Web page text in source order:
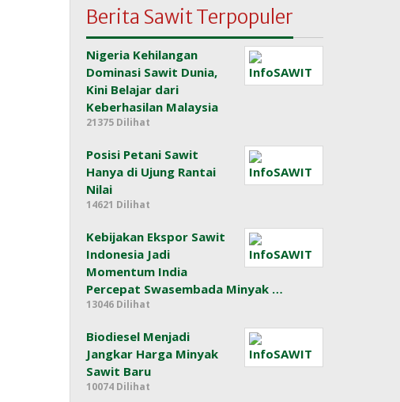
Berita Sawit Terpopuler
Nigeria Kehilangan
Dominasi Sawit Dunia,
Kini Belajar dari
Keberhasilan Malaysia
21375 Dilihat
Posisi Petani Sawit
Hanya di Ujung Rantai
Nilai
14621 Dilihat
Kebijakan Ekspor Sawit
Indonesia Jadi
Momentum India
Percepat Swasembada Minyak …
13046 Dilihat
Biodiesel Menjadi
Jangkar Harga Minyak
Sawit Baru
10074 Dilihat